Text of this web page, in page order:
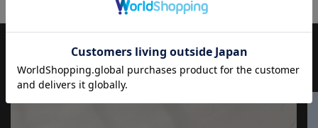
像をご参考下さい。
※画像の商品はサンプルとなりますので実際の商品と仕様、加
工、サイズが若干異なる場合がございます。
JOURNAL もっと